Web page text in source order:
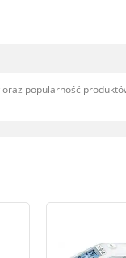
popularność